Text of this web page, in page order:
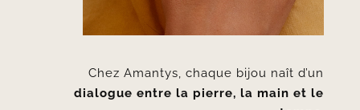
Chez Amantys, chaque bijou naît d’un
dialogue entre la pierre, la main et le